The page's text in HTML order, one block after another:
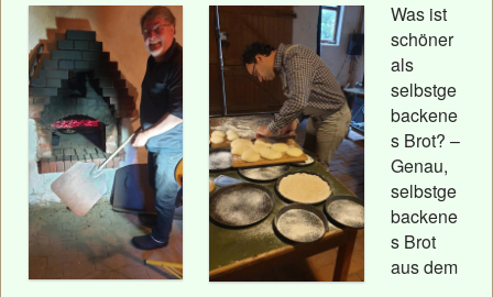
Was ist
schöner
als
selbstge
backene
s Brot? –
Genau,
selbstge
backene
s Brot
aus dem